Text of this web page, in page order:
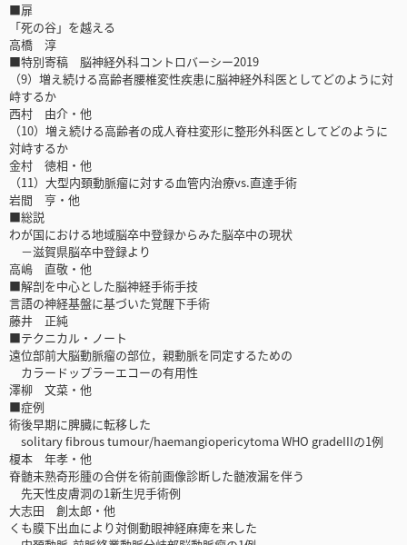
■扉
「死の谷」を越える
高橋 淳
■特別寄稿 脳神経外科コントロバーシー2019
（9）増え続ける高齢者腰椎変性疾患に脳神経外科医としてどのように対
峙するか
西村 由介・他
（10）増え続ける高齢者の成人脊柱変形に整形外科医としてどのように
対峙するか
金村 徳相・他
（11）大型内頚動脈瘤に対する血管内治療vs.直達手術
岩間 亨・他
■総説
わが国における地域脳卒中登録からみた脳卒中の現状
－滋賀県脳卒中登録より
高嶋 直敬・他
■解剖を中心とした脳神経手術手技
言語の神経基盤に基づいた覚醒下手術
藤井 正純
■テクニカル・ノート
遠位部前大脳動脈瘤の部位，親動脈を同定するための
カラードップラーエコーの有用性
澤柳 文菜・他
■症例
術後早期に脾臓に転移した
solitary fibrous tumour/haemangiopericytoma WHO gradeIIIの1例
榎本 年孝・他
脊髄未熟奇形腫の合併を術前画像診断した髄液漏を伴う
先天性皮膚洞の1新生児手術例
大志田 創太郎・他
くも膜下出血により対側動眼神経麻痺を来した